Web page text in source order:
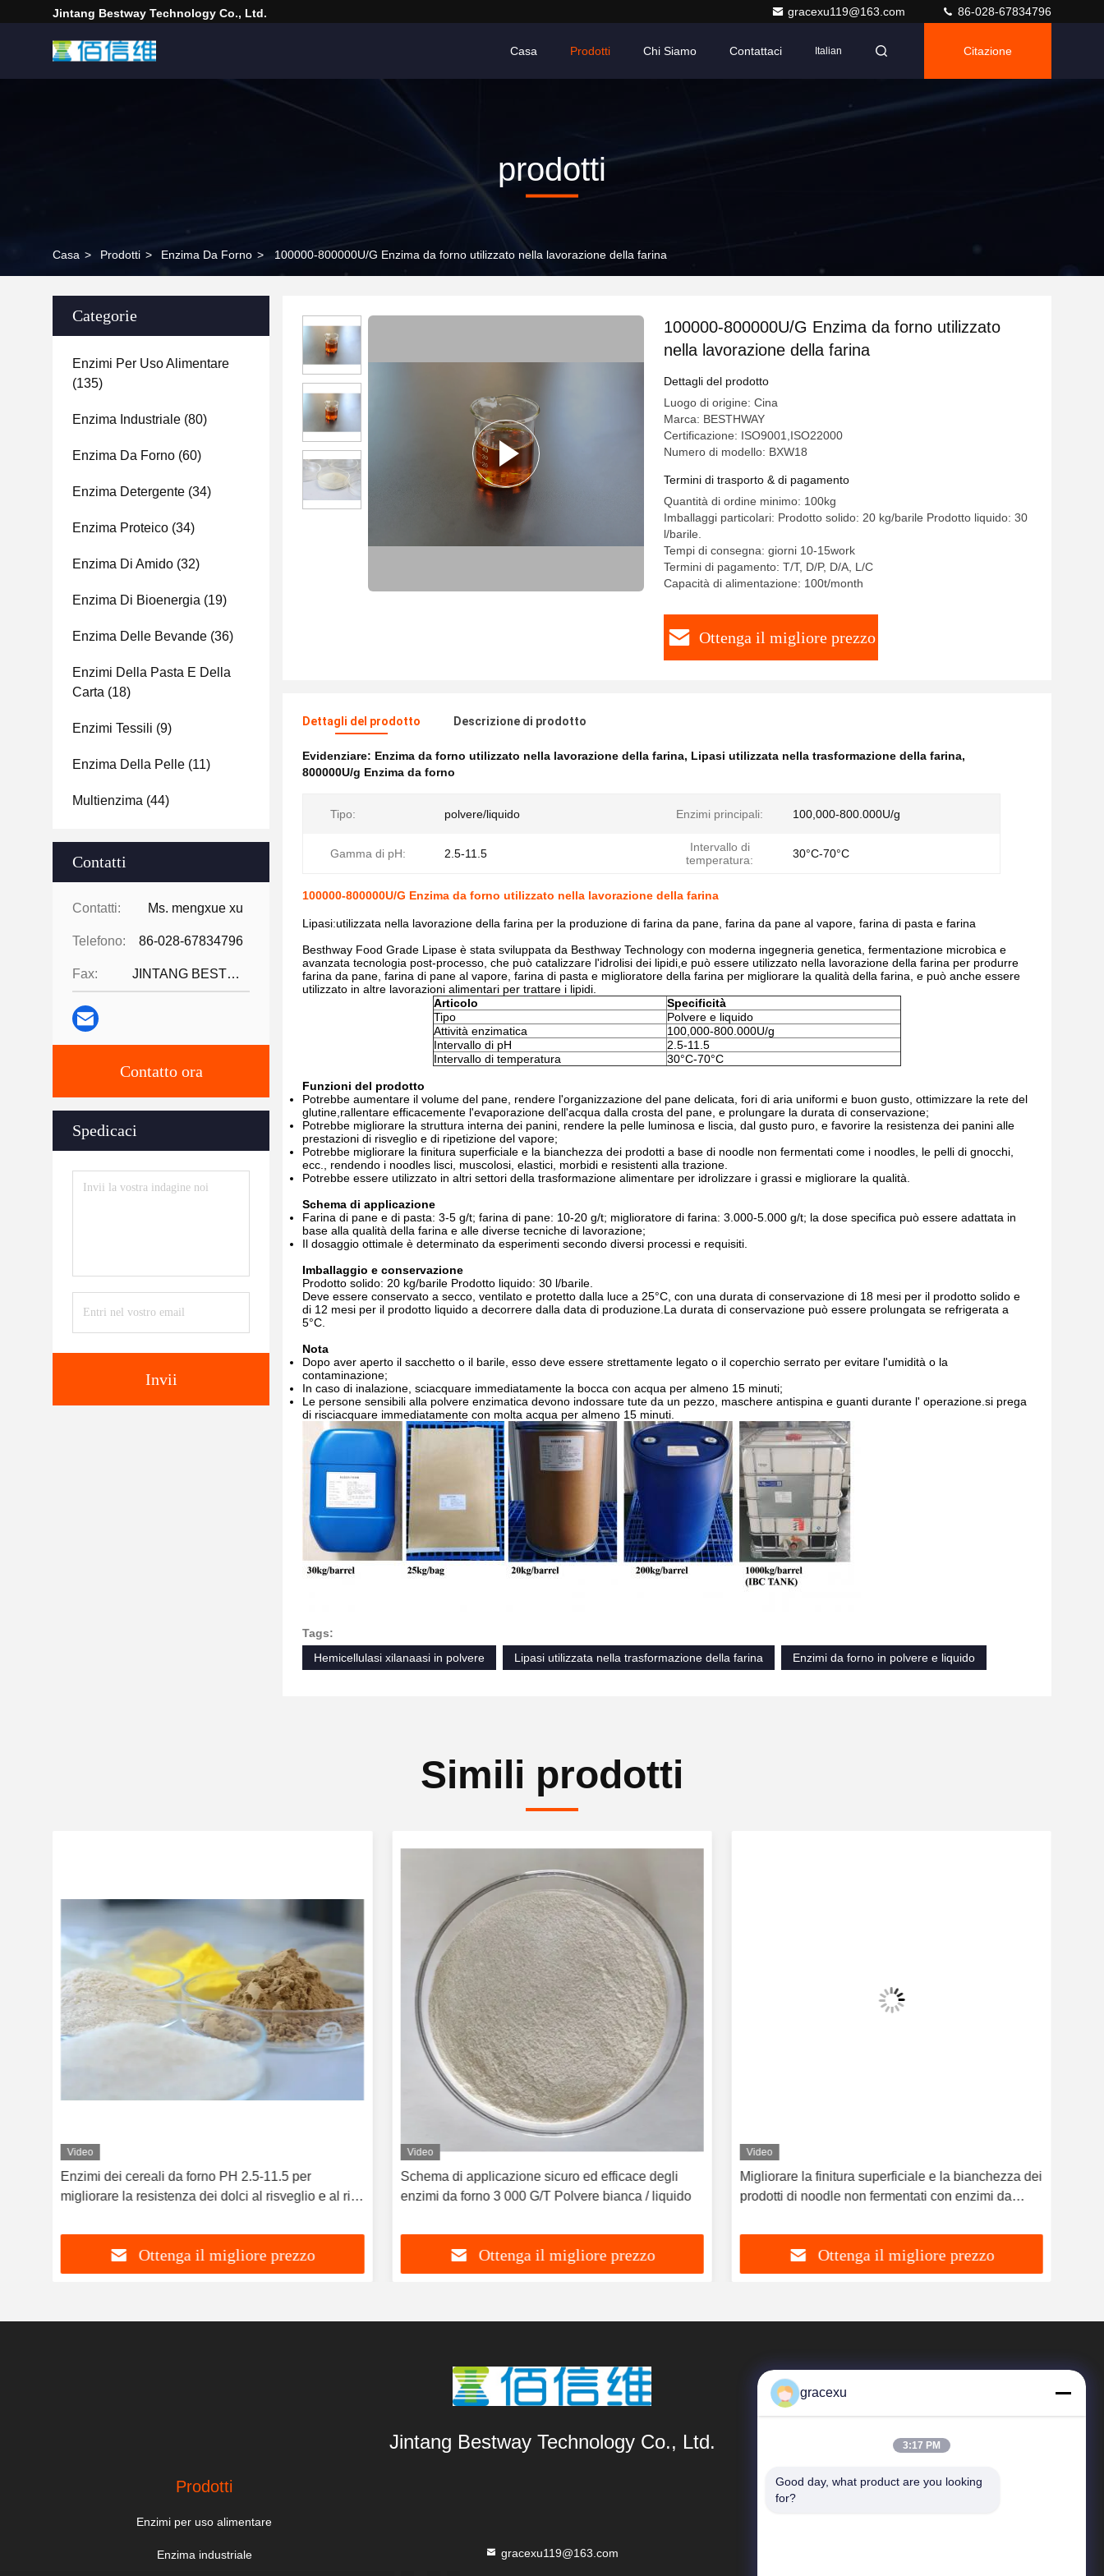
Jintang Bestway Technology Co., Ltd. gracexu119@163.com 86-028-67834796
Casa Prodotti Chi Siamo Contattaci Italian Citazione
prodotti
Casa > Prodotti > Enzima Da Forno > 100000-800000U/G Enzima da forno utilizzato nella lavorazione della farina
Categorie
Enzimi Per Uso Alimentare
(135)
Enzima Industriale (80)
Enzima Da Forno (60)
Enzima Detergente (34)
Enzima Proteico (34)
Enzima Di Amido (32)
Enzima Di Bioenergia (19)
Enzima Delle Bevande (36)
Enzimi Della Pasta E Della
Carta (18)
Enzimi Tessili (9)
Enzima Della Pelle (11)
Multienzima (44)
Contatti
Contatti: Ms. mengxue xu
Telefono: 86-028-67834796
Fax: JINTANG BESTWAY TECHNOLOGY CO
Contatto ora
Spedicaci
Invii
100000-800000U/G Enzima da forno utilizzato
nella lavorazione della farina
Dettagli del prodotto
Luogo di origine: Cina
Marca: BESTHWAY
Certificazione: ISO9001,ISO22000
Numero di modello: BXW18
Termini di trasporto & di pagamento
Quantità di ordine minimo: 100kg
Imballaggi particolari: Prodotto solido: 20 kg/barile Prodotto liquido: 30
l/barile.
Tempi di consegna: giorni 10-15work
Termini di pagamento: T/T, D/P, D/A, L/C
Capacità di alimentazione: 100t/month
Ottenga il migliore prezzo
Dettagli del prodotto Descrizione di prodotto
Evidenziare: Enzima da forno utilizzato nella lavorazione della farina, Lipasi utilizzata nella trasformazione della farina,
800000U/g Enzima da forno
Tipo: polvere/liquido Enzimi principali: 100,000-800.000U/g
Gamma di pH: 2.5-11.5
Intervallo di
temperatura:
30°C-70°C
100000-800000U/G Enzima da forno utilizzato nella lavorazione della farina
Lipasi:utilizzata nella lavorazione della farina per la produzione di farina da pane, farina da pane al vapore, farina di pasta e farina
Besthway Food Grade Lipase è stata sviluppata da Besthway Technology con moderna ingegneria genetica, fermentazione microbica e
avanzata tecnologia post-processo, che può catalizzare l'idrolisi dei lipidi,e può essere utilizzato nella lavorazione della farina per produrre
farina da pane, farina di pane al vapore, farina di pasta e miglioratore della farina per migliorare la qualità della farina, e può anche essere
utilizzato in altre lavorazioni alimentari per trattare i lipidi.
Articolo
Specificità
Tipo
Polvere e liquido
Attività enzimatica
100,000-800.000U/g
Intervallo di pH
2.5-11.5
Intervallo di temperatura
30°C-70°C
Funzioni del prodotto
Potrebbe aumentare il volume del pane, rendere l'organizzazione del pane delicata, fori di aria uniformi e buon gusto, ottimizzare la rete del
glutine,rallentare efficacemente l'evaporazione dell'acqua dalla crosta del pane, e prolungare la durata di conservazione;
Potrebbe migliorare la struttura interna dei panini, rendere la pelle luminosa e liscia, dal gusto puro, e favorire la resistenza dei panini alle
prestazioni di risveglio e di ripetizione del vapore;
Potrebbe migliorare la finitura superficiale e la bianchezza dei prodotti a base di noodle non fermentati come i noodles, le pelli di gnocchi,
ecc., rendendo i noodles lisci, muscolosi, elastici, morbidi e resistenti alla trazione.
Potrebbe essere utilizzato in altri settori della trasformazione alimentare per idrolizzare i grassi e migliorare la qualità.
Schema di applicazione
Farina di pane e di pasta: 3-5 g/t; farina di pane: 10-20 g/t; miglioratore di farina: 3.000-5.000 g/t; la dose specifica può essere adattata in
base alla qualità della farina e alle diverse tecniche di lavorazione;
Il dosaggio ottimale è determinato da esperimenti secondo diversi processi e requisiti.
Imballaggio e conservazione
Prodotto solido: 20 kg/barile Prodotto liquido: 30 l/barile.
Deve essere conservato a secco, ventilato e protetto dalla luce a 25°C, con una durata di conservazione di 18 mesi per il prodotto solido e
di 12 mesi per il prodotto liquido a decorrere dalla data di produzione.La durata di conservazione può essere prolungata se refrigerata a
5°C.
Nota
Dopo aver aperto il sacchetto o il barile, esso deve essere strettamente legato o il coperchio serrato per evitare l'umidità o la
contaminazione;
In caso di inalazione, sciacquare immediatamente la bocca con acqua per almeno 15 minuti;
Le persone sensibili alla polvere enzimatica devono indossare tute da un pezzo, maschere antispina e guanti durante l' operazione.si prega
di risciacquare immediatamente con molta acqua per almeno 15 minuti.
Tags:
Hemicellulasi xilanaasi in polvere
Lipasi utilizzata nella trasformazione della farina Enzimi da forno in polvere e liquido
Simili prodotti
Video
Enzimi dei cereali da forno PH 2.5-11.5 per
migliorare la resistenza dei dolci al risveglio e al ri-
Ottenga il migliore prezzo
Video
Schema di applicazione sicuro ed efficace degli
enzimi da forno 3 000 G/T Polvere bianca / liquido
Ottenga il migliore prezzo
Video
Migliorare la finitura superficiale e la bianchezza dei
prodotti di noodle non fermentati con enzimi da
Ottenga il migliore prezzo
Jintang Bestway Technology Co., Ltd.
Prodotti
Enzimi per uso alimentare
Enzima industriale gracexu119@163.com
Collegamenti Rapidi
gracexu
3:17 PM
Good day, what product are you looking
for?